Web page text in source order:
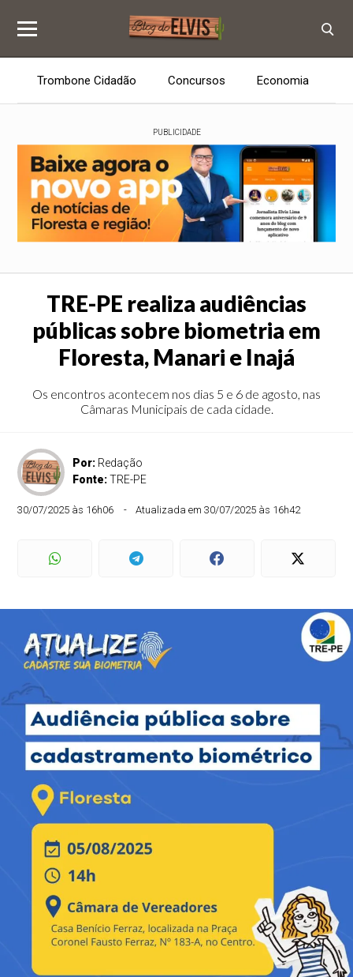
Trombone Cidadão Concursos Economia
PUBLICIDADE
TRE-PE realiza audiências
públicas sobre biometria em
Floresta, Manari e Inajá
Os encontros acontecem nos dias 5 e 6 de agosto, nas
Câmaras Municipais de cada cidade.
Por: Redação
Fonte:TRE-PE
30/07/2025 às 16h06 Atualizada em 30/07/2025 às 16h42